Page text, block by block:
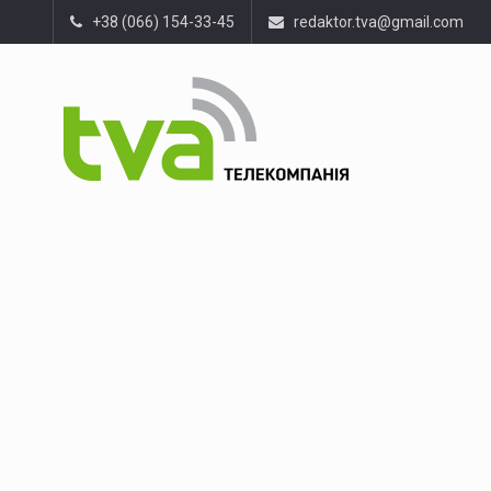
+38 (066) 154-33-45 redaktor.tva@gmail.com